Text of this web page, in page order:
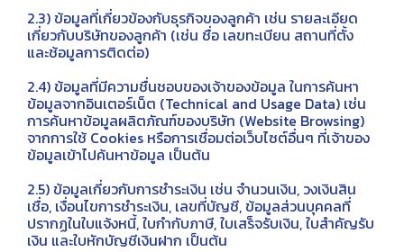
2.3) ข้อมูลที่เกี่ยวข้องกับธุรกิจของลูกค้า เช่น รายละเอียด
เกี่ยวกับบริษัทของลูกค้า (เช่น ชื่อ เลขทะเบียน สถานที่ตั้ง
และช้อมูลการติดต่อ)
2.4) ข้อมูลที่มีความชื่นชอบของเจ้าของข้อมูล ในการค้นหา
ข้อมูลจากอินเตอร์เน็ต (Technical and Usage Data) เช่น
การค้นหาข้อมูลผลิตภัณฑ์ของบริษัท (Website Browsing)
จากการใช้ Cookies หรือการเชื่อมต่อเว็บไซต์อื่นๆ ที่เจ้าของ
ข้อมูลเข้าไปค้นหาข้อมูล เป็นต้น
2.5) ข้อมูลเกี่ยวกับการชำระเงิน เช่น จำนวนเงิน, วงเงินสิน
เชื่อ, เงื่อนไขการชำระเงิน, เลขที่บัญชี, ข้อมูลส่วนบุคคลที่
ปรากฏในใบแจ้งหนี้, ใบกำกับภาษี, ใบเสร็จรับเงิน, ใบสำคัญรับ
เงิน และใบหักบัญชีเงินฝาก เป็นต้น